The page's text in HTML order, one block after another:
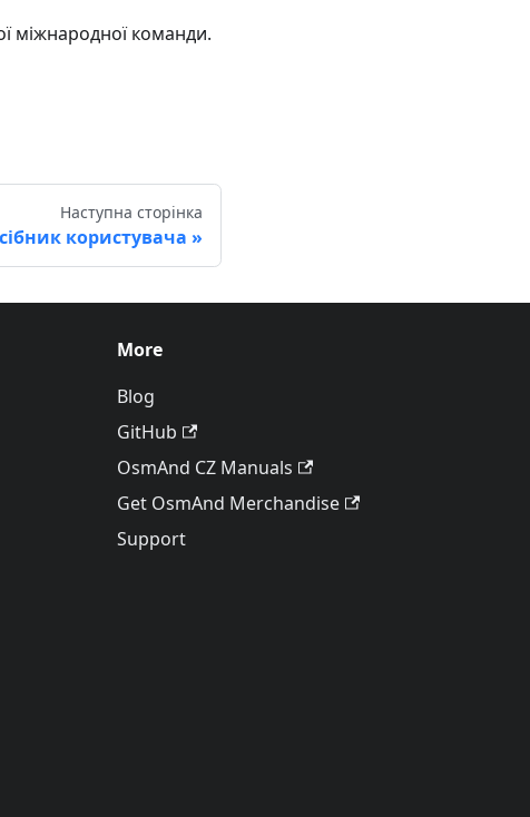
міжнародної команди.
Наступна сторінка
користувача
More
Blog
GitHub
OsmAnd CZ Manuals
Get OsmAnd Merchandise
Support